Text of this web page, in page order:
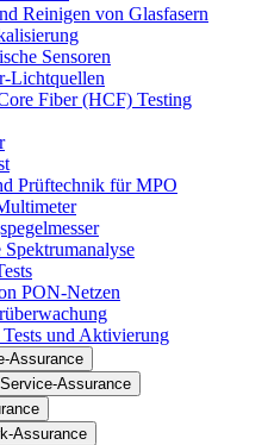
Reinigen von Glasfasern
Sensoren
Lichtquellen
Fiber (HCF) Testing
Prüftechnik für MPO
Spektrumanalyse
PON-Netzen
und Aktivierung
Assurance
Assurance
Assurance